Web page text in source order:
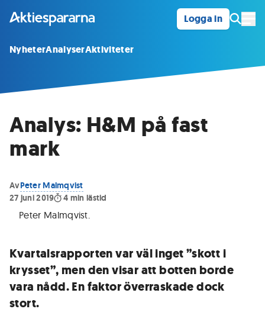
Logga in
NyheterAnalyserAktiviteter
Analys: H&M på fast
mark
AvPeter Malmqvist
27 juni 2019
4 min lästid
Peter Malmqvist.
Kvartalsrapporten var väl inget ”skott i
krysset”, men den visar att botten borde
vara nådd. En faktor överraskade dock
stort.